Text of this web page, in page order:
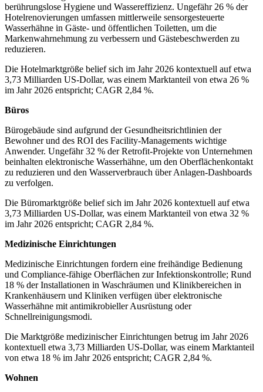
berührungslose Hygiene und Wassereffizienz. Ungefähr 26 % der
Hotelrenovierungen umfassen mittlerweile sensorgesteuerte
Wasserhähne in Gäste- und öffentlichen Toiletten, um die
Markenwahrnehmung zu verbessern und Gästebeschwerden zu
reduzieren.
Die Hotelmarktgröße belief sich im Jahr 2026 kontextuell auf etwa
3,73 Milliarden US-Dollar, was einem Marktanteil von etwa 26 %
im Jahr 2026 entspricht; CAGR 2,84 %.
Büros
Bürogebäude sind aufgrund der Gesundheitsrichtlinien der
Bewohner und des ROI des Facility-Managements wichtige
Anwender. Ungefähr 32 % der Retrofit-Projekte von Unternehmen
beinhalten elektronische Wasserhähne, um den Oberflächenkontakt
zu reduzieren und den Wasserverbrauch über Anlagen-Dashboards
zu verfolgen.
Die Büromarktgröße belief sich im Jahr 2026 kontextuell auf etwa
3,73 Milliarden US-Dollar, was einem Marktanteil von etwa 32 %
im Jahr 2026 entspricht; CAGR 2,84 %.
Medizinische Einrichtungen
Medizinische Einrichtungen fordern eine freihändige Bedienung
und Compliance-fähige Oberflächen zur Infektionskontrolle; Rund
18 % der Installationen in Waschräumen und Klinikbereichen in
Krankenhäusern und Kliniken verfügen über elektronische
Wasserhähne mit antimikrobieller Ausrüstung oder
Schnellreinigungsmodi.
Die Marktgröße medizinischer Einrichtungen betrug im Jahr 2026
kontextuell etwa 3,73 Milliarden US-Dollar, was einem Marktanteil
von etwa 18 % im Jahr 2026 entspricht; CAGR 2,84 %.
Wohnen